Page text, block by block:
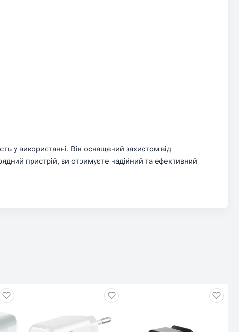
у використанні. Він оснащений захистом від
пристрій, ви отримуєте надійний та ефективний